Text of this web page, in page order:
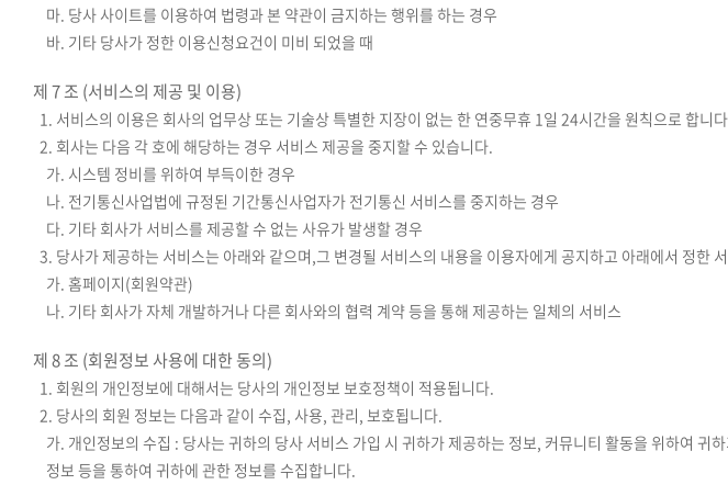
마. 당사 사이트를 이용하여 법령과 본 약관이 금지하는 행위를 하는 경우
바. 기타 당사가 정한 이용신청요건이 미비 되었을 때
제 7 조 (서비스의 제공 및 이용)
1. 서비스의 이용은 회사의 업무상 또는 기술상 특별한 지장이 없는 한 연중무휴 1일 24시간을 원칙으로 합니
2. 회사는 다음 각 호에 해당하는 경우 서비스 제공을 중지할 수 있습니다.
가. 시스템 정비를 위하여 부득이한 경우
나. 전기통신사업법에 규정된 기간통신사업자가 전기통신 서비스를 중지하는 경우
다. 기타 회사가 서비스를 제공할 수 없는 사유가 발생할 경우
3. 당사가 제공하는 서비스는 아래와 같으며,그 변경될 서비스의 내용을 이용자에게 공지하고 아래에서 정한
가. 홈페이지(회원약관)
나. 기타 회사가 자체 개발하거나 다른 회사와의 협력 계약 등을 통해 제공하는 일체의 서비스
제 8 조 (회원정보 사용에 대한 동의)
1. 회원의 개인정보에 대해서는 당사의 개인정보 보호정책이 적용됩니다.
2. 당사의 회원 정보는 다음과 같이 수집, 사용, 관리, 보호됩니다.
가. 개인정보의 수집 : 당사는 귀하의 당사 서비스 가입 시 귀하가 제공하는 정보, 커뮤니티 활동을 위하여
정보 등을 통하여 귀하에 관한 정보를 수집합니다.